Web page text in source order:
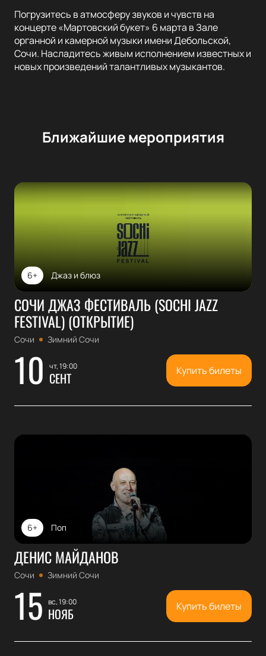
Погрузитесь в атмосферу звуков и чувств на
концерте «Мартовский букет» 6 марта в Зале
органной и камерной музыки имени Дебольской,
Сочи. Насладитесь живым исполнением известных и
новых произведений талантливых музыкантов.
Ближайшие мероприятия
Джаз и блюз
6+
СОЧИ ДЖАЗ ФЕСТИВАЛЬ (SOCHI JAZZ
FESTIVAL) (ОТКРЫТИЕ)
Сочи Зимний Сочи
10 чт, 19:00
СЕНТ Купить билеты
Поп
6+
ДЕНИС МАЙДАНОВ
Сочи Зимний Сочи
15 вс, 19:00
НОЯБ Купить билеты